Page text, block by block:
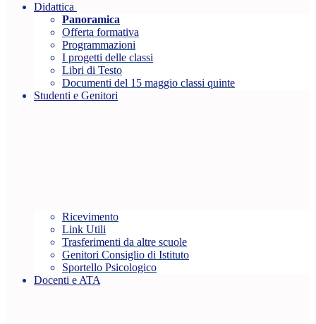
Didattica
Panoramica
Offerta formativa
Programmazioni
I progetti delle classi
Libri di Testo
Documenti del 15 maggio classi quinte
Studenti e Genitori
Ricevimento
Link Utili
Trasferimenti da altre scuole
Genitori Consiglio di Istituto
Sportello Psicologico
Docenti e ATA